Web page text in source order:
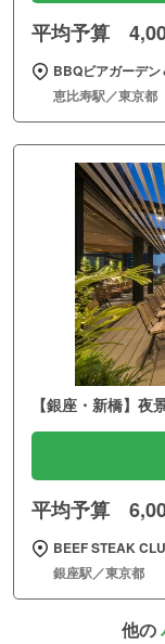
平均予算
BBQビアガーデ
恵比寿駅／東京都
【銀座・新橋】
平均予算
BEEF STEAK
銀座駅／東京都
他の